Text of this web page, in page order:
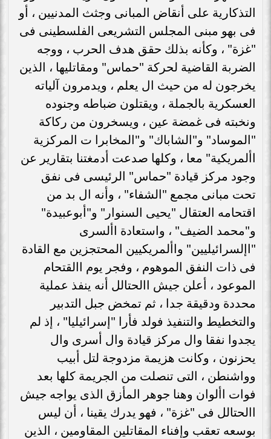
التذكارية على أنقاض المبانى وجثث المدنيين ، أو
فى بهو مبنى المجلس التشريعى الفلسطينى فى
"غزة" ، وكأنه بذلك حقق هدف الحرب ، ووجه
الضربة القاضية لحركة "حماس" ومقاتليها ، الذين
يخرجون له من حيث ال يعلم ، ويدمرون آلياته
العسكرية بالجملة ، ويقتلون ضباطه وجنوده
ونخبته فى غمضة عين ، ويسخرون من ركاكة
"الموساد" و"الشاباك" و"المخابرا ت المركزية
األمريكية" معا ، وكلها صدعت أدمغتنا بتقارير عن
وجود مركز قيادة "حماس" الرئيسى فى نفق
تحت مبانى مجمع "الشفاء" ، وأنه ال بد من
اقتحامه العتقال "يحيى السنوار" و"أبوعبيدة"
و"محمد الضيف" ، واستعادة األسرى
"اإلسرائيليين" واألمريكيين المحتجزين مع القادة
فى ذات النفق الموهوم ، وفجر يوم االقتحام
الموعود ، أعلن جيش االحتالل أنه ينفذ عملية
محددة ودقيقة جدا ، ثم تمخض جبل التدبير
والتخطيط والتنفيذ فولد فأرا "إسرائيليا" ، إذ لم
يجدوا نفقا وال مركز قيادة وال أسرى وال
يحزنون ، وكانت هزيمة مزدوجة لتل أبيب
وواشنطن ، التى تنصلت من الجريمة كلها بعد
فوات األوان وهنا جوهر المأزق الذى يواجه جيش
االحتالل فى "غزة" ، فهو يدرك يقينا ، أن ليس
بوسعه تعقب وإفناء المقاتلين المقاومين ، الذين